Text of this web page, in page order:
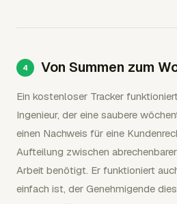
Von Summen zum
Ein kostenloser Tracker
Ingenieur, der eine saubere
einen Nachweis für eine
Aufteilung zwischen
Arbeit benötigt. Er funktioniert
einfach ist, der Genehmigende